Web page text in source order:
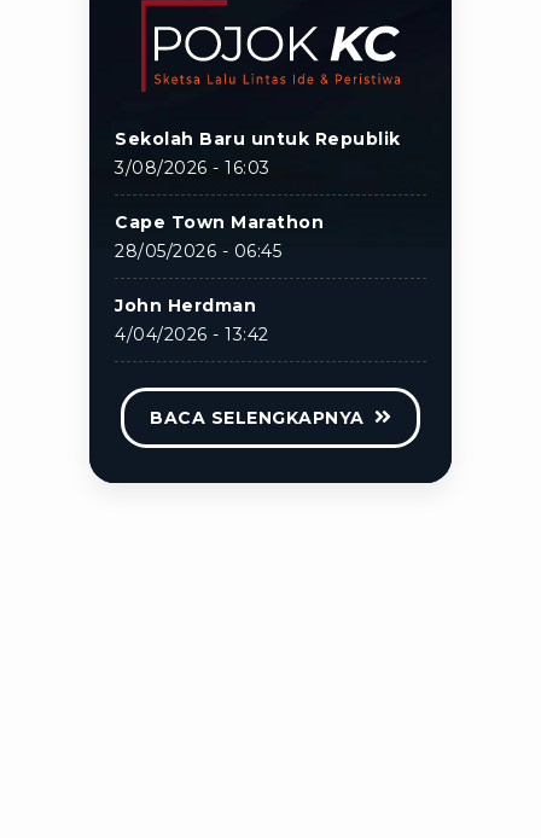
Sekolah Baru untuk Republik
3/08/2026 - 16:03
Cape Town Marathon
28/05/2026 - 06:45
John Herdman
4/04/2026 - 13:42
BACA SELENGKAPNYA